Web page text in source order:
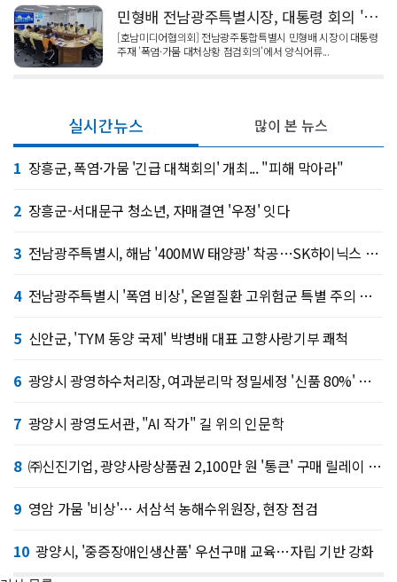
민형배 전남광주특별시장, 대통령 회의 '긴급 방류' 확대 건의
[호남미디어협의회] 전남광주통합특별시 민형배 시장이 대통령
주재 '폭염·가뭄 대처상황 점검회의'에서 양식어류...
실시간뉴스
1 장흥군, 폭염·가뭄 '긴급 대책회의' 개최... "피해 막아라"
2 장흥군-서대문구 청소년, 자매결연 '우정' 잇다
3 전남광주특별시, 해남 '400MW 태양광' 착공…SK하이닉스 공급
4 전남광주특별시 '폭염 비상', 온열질환 고위험군 특별 주의 당부
5 신안군, 'TYM 동양 국제' 박병배 대표 고향사랑기부 쾌척
6 광양시 광영하수처리장, 여과분리막 정밀세정 '신품 80%' 회복
7 광양시 광영도서관, "AI 작가" 길 위의 인문학
8 ㈜신진기업, 광양사랑상품권 2,100만 원 '통큰' 구매 릴레이 동참
9 영암 가뭄 '비상'… 서삼석 농해수위원장, 현장 점검
10 광양시, '중증장애인생산품' 우선구매 교육…자립 기반 강화
많이 본 뉴스